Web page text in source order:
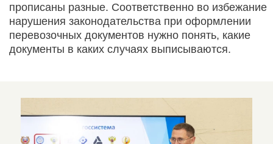
прописаны разные. Соответственно во избежание
нарушения законодательства при оформлении
перевозочных документов нужно понять, какие
документы в каких случаях выписываются.